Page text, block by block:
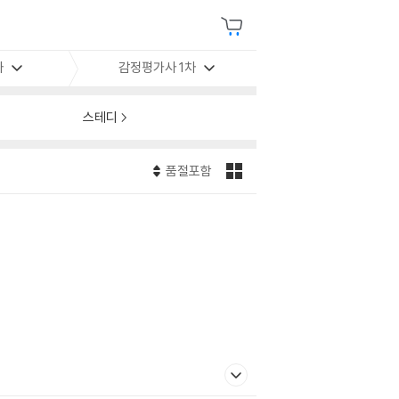
감정평가사 1차
스테디
품절포함